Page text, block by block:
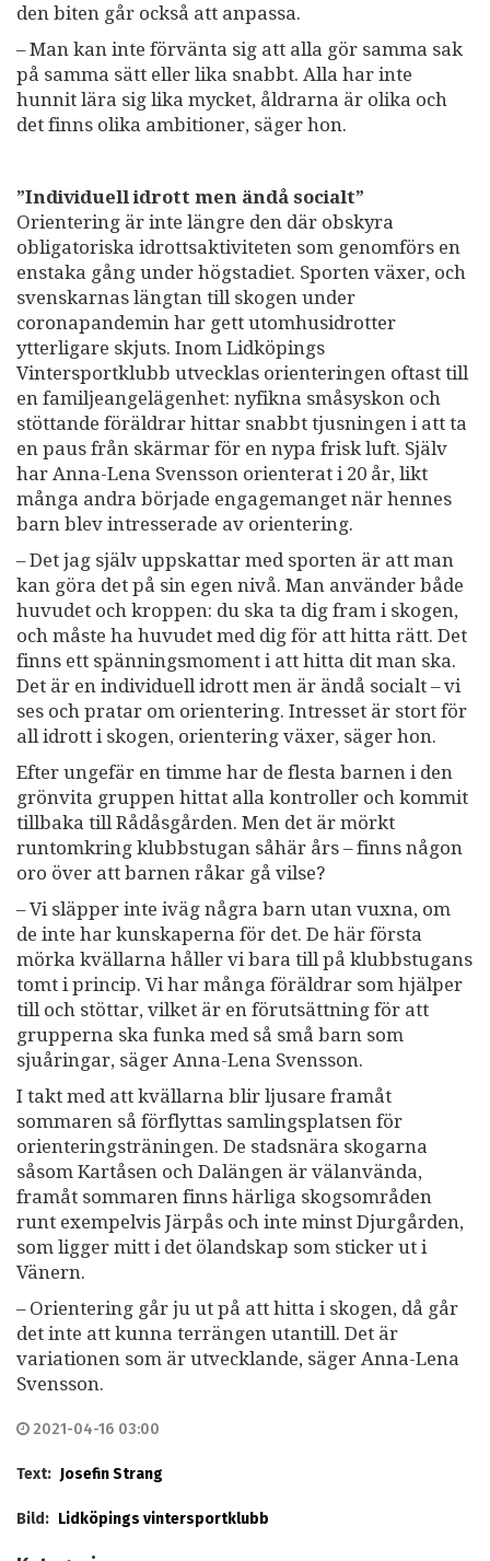
den biten går också att anpassa.
– Man kan inte förvänta sig att alla gör samma sak
på samma sätt eller lika snabbt. Alla har inte
hunnit lära sig lika mycket, åldrarna är olika och
det finns olika ambitioner, säger hon.
”Individuell idrott men ändå socialt”
Orientering är inte längre den där obskyra
obligatoriska idrottsaktiviteten som genomförs en
enstaka gång under högstadiet. Sporten växer, och
svenskarnas längtan till skogen under
coronapandemin har gett utomhusidrotter
ytterligare skjuts. Inom Lidköpings
Vintersportklubb utvecklas orienteringen oftast till
en familjeangelägenhet: nyfikna småsyskon och
stöttande föräldrar hittar snabbt tjusningen i att ta
en paus från skärmar för en nypa frisk luft. Själv
har Anna-Lena Svensson orienterat i 20 år, likt
många andra började engagemanget när hennes
barn blev intresserade av orientering.
– Det jag själv uppskattar med sporten är att man
kan göra det på sin egen nivå. Man använder både
huvudet och kroppen: du ska ta dig fram i skogen,
och måste ha huvudet med dig för att hitta rätt. Det
finns ett spänningsmoment i att hitta dit man ska.
Det är en individuell idrott men är ändå socialt – vi
ses och pratar om orientering. Intresset är stort för
all idrott i skogen, orientering växer, säger hon.
Efter ungefär en timme har de flesta barnen i den
grönvita gruppen hittat alla kontroller och kommit
tillbaka till Rådåsgården. Men det är mörkt
runtomkring klubbstugan såhär års – finns någon
oro över att barnen råkar gå vilse?
– Vi släpper inte iväg några barn utan vuxna, om
de inte har kunskaperna för det. De här första
mörka kvällarna håller vi bara till på klubbstugans
tomt i princip. Vi har många föräldrar som hjälper
till och stöttar, vilket är en förutsättning för att
grupperna ska funka med så små barn som
sjuåringar, säger Anna-Lena Svensson.
I takt med att kvällarna blir ljusare framåt
sommaren så förflyttas samlingsplatsen för
orienteringsträningen. De stadsnära skogarna
såsom Kartåsen och Dalängen är välanvända,
framåt sommaren finns härliga skogsområden
runt exempelvis Järpås och inte minst Djurgården,
som ligger mitt i det ölandskap som sticker ut i
Vänern.
– Orientering går ju ut på att hitta i skogen, då går
det inte att kunna terrängen utantill. Det är
variationen som är utvecklande, säger Anna-Lena
Svensson.
2021-04-16 03:00
Text: Josefin Strang
Bild: Lidköpings vintersportklubb